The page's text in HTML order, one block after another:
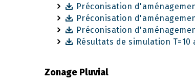
Préconisation
Préconisation
Préconisation
Résultats de simulation
Zonage Pluvial